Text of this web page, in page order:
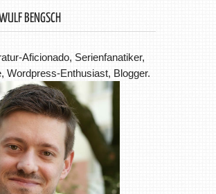
BENGSCH
Aficionado, Serienfanatiker,
Wordpress-Enthusiast, Blogger.